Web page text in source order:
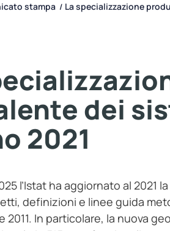
stampa / La specializzazione
dei
2021
l’Istat ha aggiornato al 2021
definizioni e linee guida
2011. In particolare, la nuova